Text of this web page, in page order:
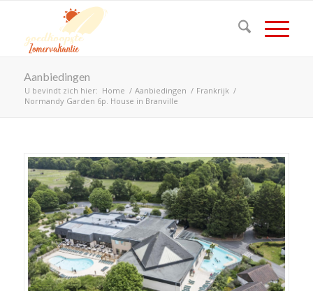
Aanbiedingen
U bevindt zich hier: Home / Aanbiedingen / Frankrijk /
Normandy Garden 6p. House in Branville